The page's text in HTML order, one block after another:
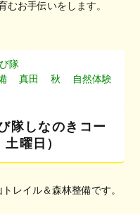
むお手伝いをします。
隊
真田 秋
自然体験
隊しなのきコー
曜日）
レイル＆森林整備です。